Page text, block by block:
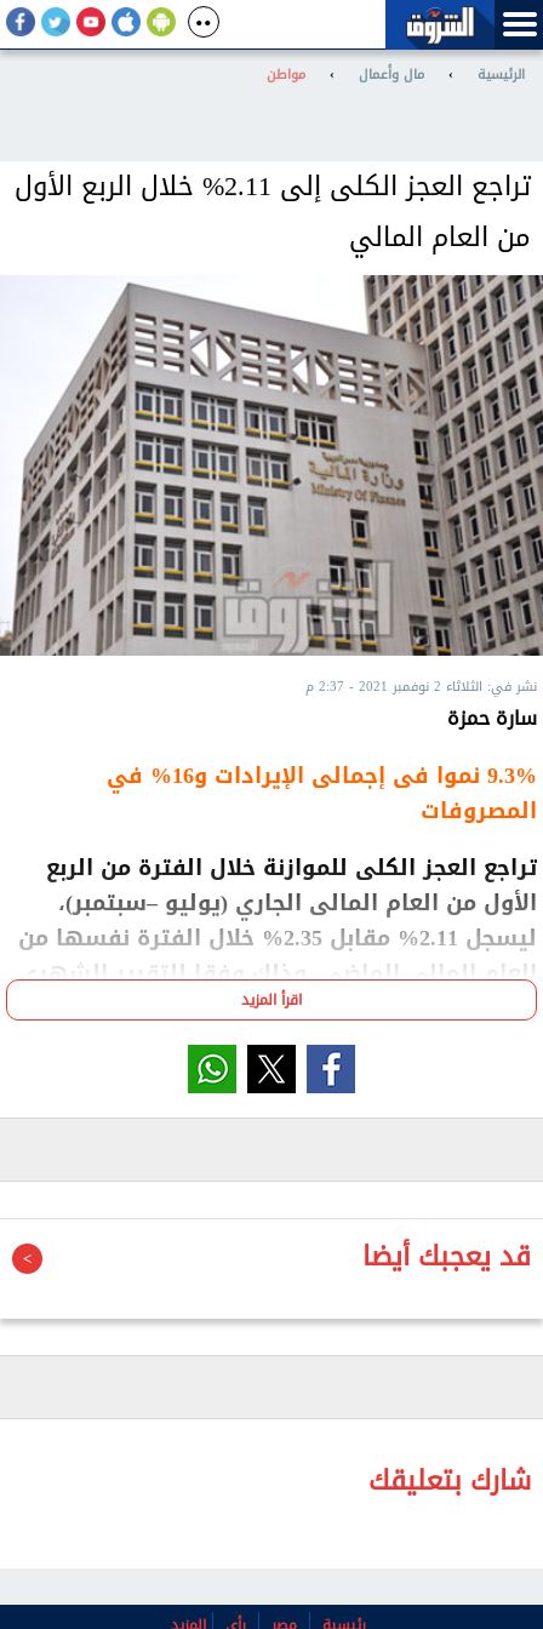
الرئيسية › مال وأعمال › مواطن
تراجع العجز الكلى إلى 2.11% خلال الربع الأول
من العام المالي
نشر في: الثلاثاء 2 نوفمبر 2021 - 2:37 م
سارة حمزة
9.3% نموا فى إجمالى الإيرادات و16% في
المصروفات
تراجع العجز الكلى للموازنة خلال الفترة من الربع
الأول من العام المالى الجاري (يوليو –سبتمبر)،
ليسجل 2.11% مقابل 2.35% خلال الفترة نفسها من
العام المالى الماضي، وذلك وفقا للتقرير الشهري
الصادر عن وزارة المالية اليوم.
في الفترة نفسها من العام المالي الماضي.
شهور الأولى من العام المالى الجاري، ليسجل 176.348
مليار جنيه، مقابل 150.15 مليار.
وارتفعت إيرادات ضريبية القيمة المضافة بنسبة 13.9%
العام المالى الماضي، بينما تراجعت ايرادات ضريبية الدخل
3.2% لتسجل 52.085 مليار جنيه مقابل 53.808 مليار.
47.55 مليار جنيه مقابل 54.5 مليار، فيما ارتفع إجمالى
336.816 مليار جنيه.
اقرأ المزيد
قد يعجبك أيضا
شارك بتعليقك